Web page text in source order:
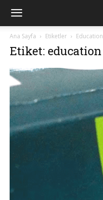
Ana Sayfa Etiketler Education
Etiket: education